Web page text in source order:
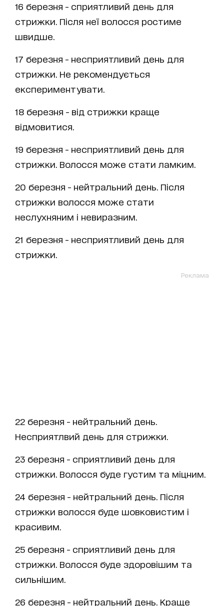
16 березня - сприятливий день для
стрижки. Після неї волосся ростиме
швидше.
17 березня - несприятливий день для
стрижки. Не рекомендується
експериментувати.
18 березня - від стрижки краще
відмовитися.
19 березня - несприятливий день для
стрижки. Волосся може стати ламким.
20 березня - нейтральний день. Після
стрижки волосся може стати
неслухняним і невиразним.
21 березня - несприятливий день для
стрижки.
Реклама
22 березня - нейтральний день.
Несприятлвий день для стрижки.
23 березня - сприятливий день для
стрижки. Волосся буде густим та міцним.
24 березня - нейтральний день. Після
стрижки волосся буде шовковистим і
красивим.
25 березня - сприятливий день для
стрижки. Волосся буде здоровішим та
сильнішим.
26 березня - нейтральний день. Краще